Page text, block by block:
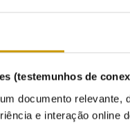
(testemunhos de
documento
e interação online
esta entidade
no Decreto-Lei n.º
da existência e
que tenham contacto
proceder à abertura do